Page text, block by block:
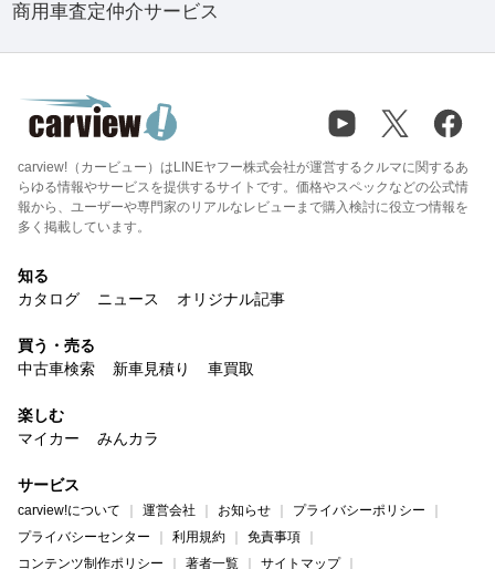
商用車査定仲介サービス
carview!（カービュー）はLINEヤフー株式会社が運営するクルマに関するあ
らゆる情報やサービスを提供するサイトです。価格やスペックなどの公式情
報から、ユーザーや専門家のリアルなレビューまで購入検討に役立つ情報を
多く掲載しています。
知る
カタログ
ニュース オリジナル記事
買う・売る
中古車検索
新車見積り 車買取
楽しむ
マイカー
みんカラ
サービス
carview!について 運営会社 お知らせ
プライバシーポリシー
プライバシーセンター
利用規約
免責事項
コンテンツ制作ポリシー
著者一覧 サイトマップ